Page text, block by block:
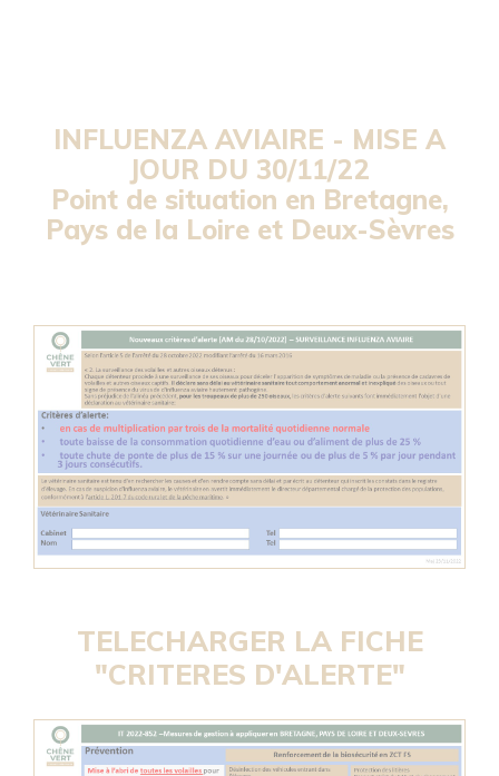
INFLUENZA AVIAIRE - MISE A
JOUR DU 30/11/22
Point de situation en Bretagne,
Pays de la Loire et Deux-Sèvres
TELECHARGER LA FICHE
"CRITERES D'ALERTE"